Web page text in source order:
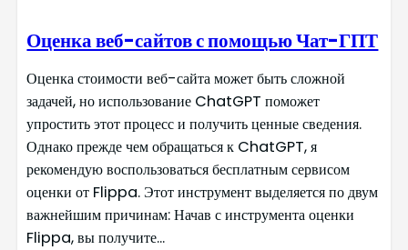
Оценка веб-сайтов с помощью Чат-ГПТ
Оценка стоимости веб-сайта может быть сложной
задачей, но использование ChatGPT поможет
упростить этот процесс и получить ценные сведения.
Однако прежде чем обращаться к ChatGPT, я
рекомендую воспользоваться бесплатным сервисом
оценки от Flippa. Этот инструмент выделяется по двум
важнейшим причинам: Начав с инструмента оценки
Flippa, вы получите...